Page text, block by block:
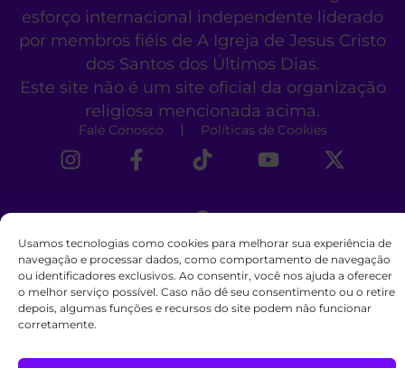
Usamos tecnologias como cookies para melhorar sua experiência de
navegação e processar dados, como comportamento de navegação
ou identificadores exclusivos. Ao consentir, você nos ajuda a oferecer
o melhor serviço possível. Caso não dê seu consentimento ou o retire
depois, algumas funções e recursos do site podem não funcionar
corretamente.
esforço internacional independente liderado
por membros fiéis de A Igreja de Jesus Cristo
dos Santos dos Últimos Dias.
Este site não é um site oficial da organização
religiosa mencionada acima.
Fale Conosco Políticas de Cookies